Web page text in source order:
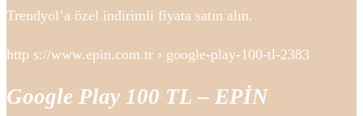
Trendyol’a özel indirimli fiyata satın alın.
http s://www.epin.com.tr › google-play-100-tl-2383
Google Play 100 TL – EPİN